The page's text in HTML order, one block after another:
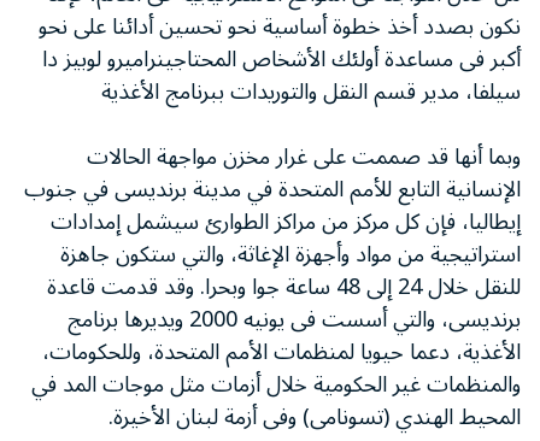
نكون بصدد أخذ خطوة أساسية نحو تحسين أدائنا على نحو
أكبر فى مساعدة أولئك الأشخاص المحتاجينراميرو لوبيز دا
سيلفا، مدير قسم النقل والتوريدات ببرنامج الأغذية
وبما أنها قد صممت على غرار مخزن مواجهة الحالات
الإنسانية التابع للأمم المتحدة في مدينة برنديسى في جنوب
إيطاليا، فإن كل مركز من مراكز الطوارئ سيشمل إمدادات
استراتيجية من مواد وأجهزة الإغاثة، والتي ستكون جاهزة
للنقل خلال 24 إلى 48 ساعة جوا وبحرا. وقد قدمت قاعدة
برنديسى، والتي أسست فى يونيه 2000 ويديرها برنامج
الأغذية، دعما حيويا لمنظمات الأمم المتحدة، وللحكومات،
والمنظمات غير الحكومية خلال أزمات مثل موجات المد في
المحيط الهندي (تسونامى) وفى أزمة لبنان الأخيرة.